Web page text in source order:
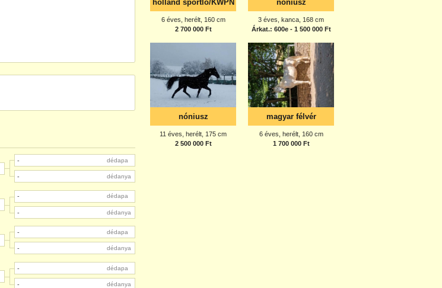
- dédapa
- dédanya
- dédapa
- dédanya
- dédapa
- dédanya
- dédapa
- dédanya